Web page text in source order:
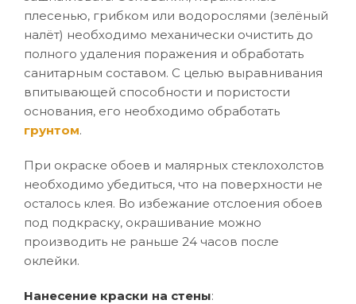
плесенью, грибком или водорослями (зелёный
налёт) необходимо механически очистить до
полного удаления поражения и обработать
санитарным составом. С целью выравнивания
впитывающей способности и пористости
основания, его необходимо обработать
грунтом.
При окраске обоев и малярных стеклохолстов
необходимо убедиться, что на поверхности не
осталось клея. Во избежание отслоения обоев
под подкраску, окрашивание можно
производить не раньше 24 часов после
оклейки.
Нанесение краски на стены: